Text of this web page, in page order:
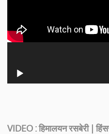
VIDEO : हिमालयन रसबेरी |